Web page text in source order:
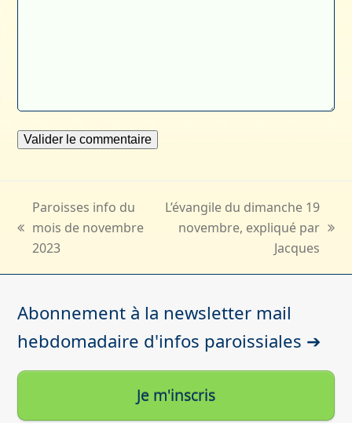
previous
post:
Paroisses info du
mois de novembre
2023
next
L’évangile du dimanche 19
novembre, expliqué par
Jacques
Abonnement à la newsletter mail
hebdomadaire d'infos paroissiales ➔
Je m'inscris